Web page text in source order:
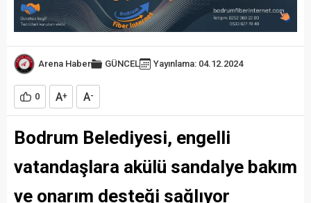
Arena Haber GÜNCEL Yayınlama: 04.12.2024
0 A+ A-
Bodrum Belediyesi, engelli
vatandaşlara akülü sandalye bakım
ve onarım desteği sağlıyor